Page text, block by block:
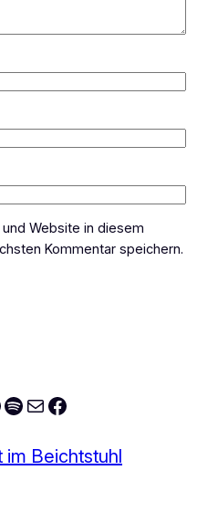
Website in diesem
Kommentar speichern.
Spotify
E-MailFacebook
im Beichtstuhl